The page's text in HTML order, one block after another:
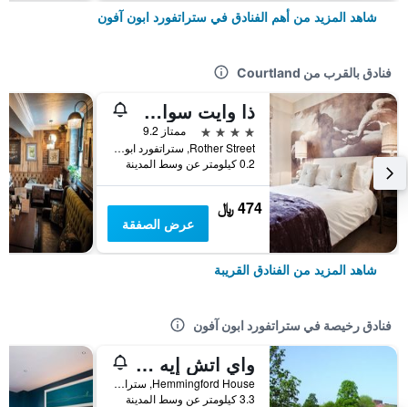
شاهد المزيد من أهم الفنادق في ستراتفورد ابون آفون
فنادق بالقرب من Courtland
ذا وايت سوان هوتل
4 نجوم
ممتاز 9.2
Rother Street, ستراتفورد ابون آفون, المملكة المتحدة
0.2 كيلومتر عن وسط المدينة
474 ﷼
عرض الصفقة
شاهد المزيد من الفنادق القريبة
فنادق رخيصة في ستراتفورد ابون آفون
واي اتش إيه ستراتفورد-أبون-آفون
Hemmingford House, ستراتفورد ابون آفون, المملكة المتحدة
3.3 كيلومتر عن وسط المدينة